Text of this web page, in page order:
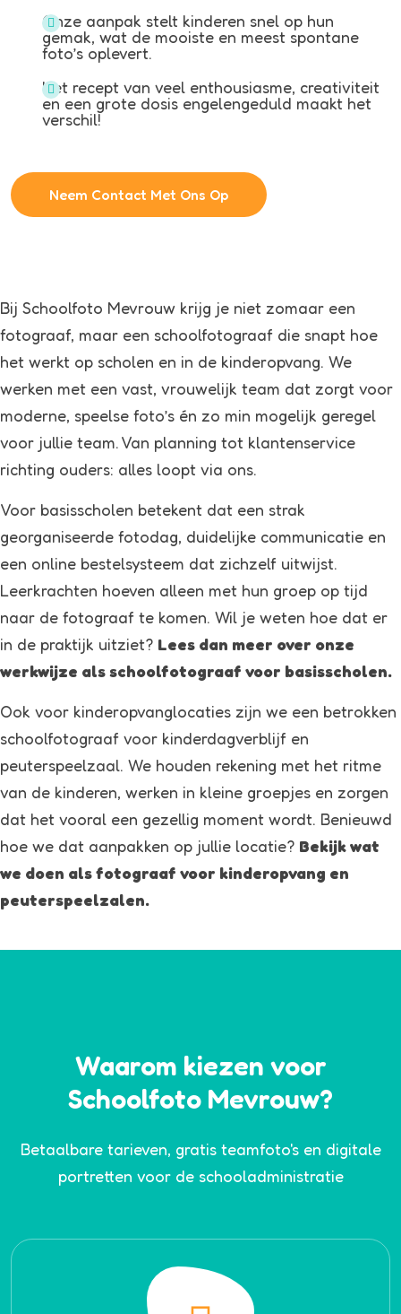
Onze aanpak stelt kinderen snel op hun
gemak, wat de mooiste en meest spontane
foto’s oplevert.
Het recept van veel enthousiasme, creativiteit
en een grote dosis engelengeduld maakt het
verschil!
Neem Contact Met Ons Op
Bij Schoolfoto Mevrouw krijg je niet zomaar een
fotograaf, maar een schoolfotograaf die snapt hoe
het werkt op scholen en in de kinderopvang. We
werken met een vast, vrouwelijk team dat zorgt voor
moderne, speelse foto’s én zo min mogelijk geregel
voor jullie team. Van planning tot klantenservice
richting ouders: alles loopt via ons.
Voor basisscholen betekent dat een strak
georganiseerde fotodag, duidelijke communicatie en
een online bestelsysteem dat zichzelf uitwijst.
Leerkrachten hoeven alleen met hun groep op tijd
naar de fotograaf te komen. Wil je weten hoe dat er
in de praktijk uitziet? Lees dan meer over onze
werkwijze als schoolfotograaf voor basisscholen.
Ook voor kinderopvanglocaties zijn we een betrokken
schoolfotograaf voor kinderdagverblijf en
peuterspeelzaal. We houden rekening met het ritme
van de kinderen, werken in kleine groepjes en zorgen
dat het vooral een gezellig moment wordt. Benieuwd
hoe we dat aanpakken op jullie locatie? Bekijkwat
we doen als fotograaf voor kinderopvang en
peuterspeelzalen.
Waarom kiezen voor
Schoolfoto Mevrouw?
Betaalbare tarieven, gratis teamfoto's en digitale
portretten voor de schooladministratie